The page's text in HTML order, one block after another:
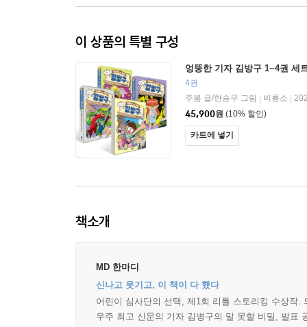
이 상품의 특별 구성
엉뚱한 기자 김방구 1~4권 세
4권
주봄 글/한승무 그림
비룡소
45,900원 (10% 할인)
카트에 넣기
책소개
MD 한마디
신나고 웃기고, 이 책이 다 했다
어린이 심사단의 선택, 제1회 리틀 스토리킹 수상작
우주 최고 신문의 기자 김병구의 말 못할 비밀, 발표